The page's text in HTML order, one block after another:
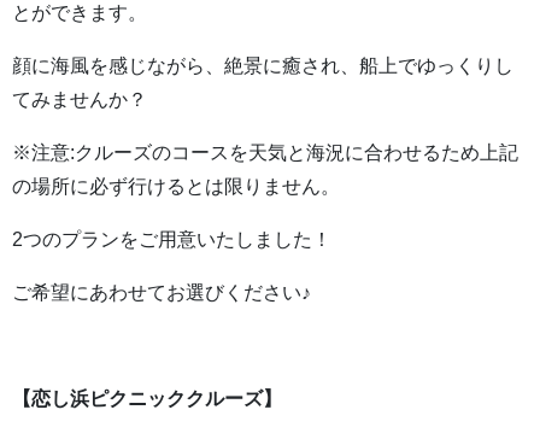
とができます。
顔に海風を感じながら、絶景に癒され、船上でゆっくりし
てみませんか？
※注意:クルーズのコースを天気と海況に合わせるため上記
の場所に必ず行けるとは限りません。
2つのプランをご用意いたしました！
ご希望にあわせてお選びください♪
【恋し浜ピクニッククルーズ】